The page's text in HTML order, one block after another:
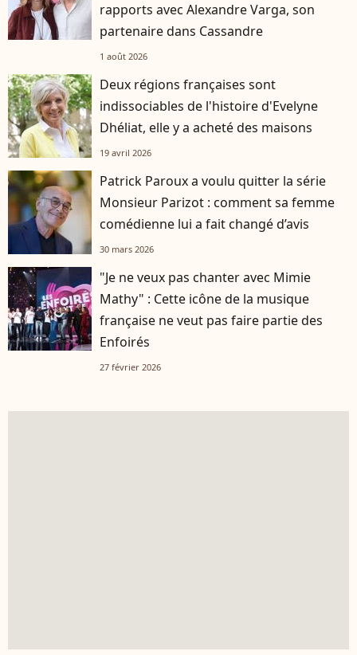
rapports avec Alexandre Varga, son
partenaire dans Cassandre
1 août 2026
Deux régions françaises sont
indissociables de l'histoire d'Evelyne
Dhéliat, elle y a acheté des maisons
19 avril 2026
Patrick Paroux a voulu quitter la série
Monsieur Parizot : comment sa femme
comédienne lui a fait changé d’avis
30 mars 2026
"Je ne veux pas chanter avec Mimie
Mathy" : Cette icône de la musique
française ne veut pas faire partie des
Enfoirés
27 février 2026